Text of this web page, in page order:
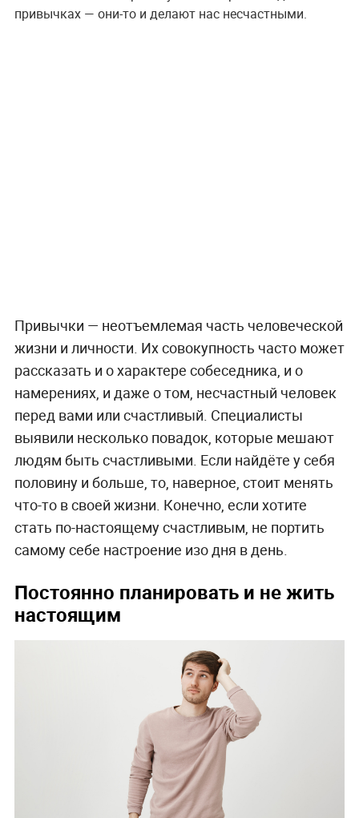
привычках — они-то и делают нас несчастными.
Привычки — неотъемлемая часть человеческой
жизни и личности. Их совокупность часто может
рассказать и о характере собеседника, и о
намерениях, и даже о том, несчастный человек
перед вами или счастливый. Специалисты
выявили несколько повадок, которые мешают
людям быть счастливыми. Если найдёте у себя
половину и больше, то, наверное, стоит менять
что-то в своей жизни. Конечно, если хотите
стать по-настоящему счастливым, не портить
самому себе настроение изо дня в день.
Постоянно планировать и не жить
настоящим